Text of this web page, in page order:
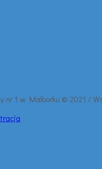
nr 1 w Malborku © 2021 /